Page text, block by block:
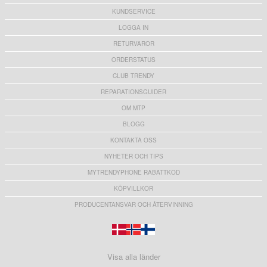
KUNDSERVICE
LOGGA IN
RETURVAROR
ORDERSTATUS
CLUB TRENDY
REPARATIONSGUIDER
OM MTP
BLOGG
KONTAKTA OSS
NYHETER OCH TIPS
MYTRENDYPHONE RABATTKOD
KÖPVILLKOR
PRODUCENTANSVAR OCH ÅTERVINNING
Visa alla länder